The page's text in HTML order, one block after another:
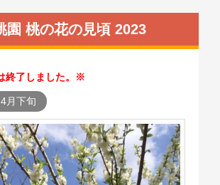
園 桃の花の見頃 2023
了しました。
月下旬